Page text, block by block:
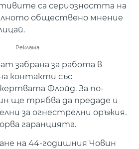
са сериозността на
обществено мнение
Реклама
забрана за работа в
контакти със
Флойд. За по-
ще трябва да предаде и
за огнестрелни оръжия.
гаранцията.
на 44-годишния Човин